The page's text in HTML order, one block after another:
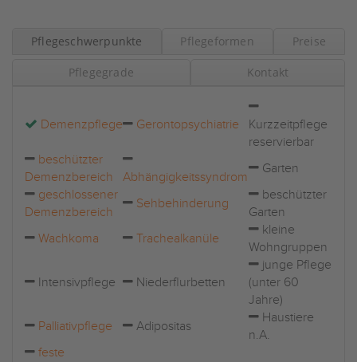
Pflegeschwerpunkte Pflegeformen Preise
Pflegegrade Kontakt
Demenzpflege Gerontopsychiatrie
Kurzzeitpflege
reservierbar
beschützter
Demenzbereich
Abhängigkeitssyndrom
Garten
geschlossener
Demenzbereich
Sehbehinderung
beschützter
Garten
Wachkoma
Trachealkanüle
kleine
Wohngruppen
Intensivpflege Niederflurbetten
junge Pflege
(unter 60
Jahre)
Palliativpflege
Adipositas
Haustiere
n.A.
feste